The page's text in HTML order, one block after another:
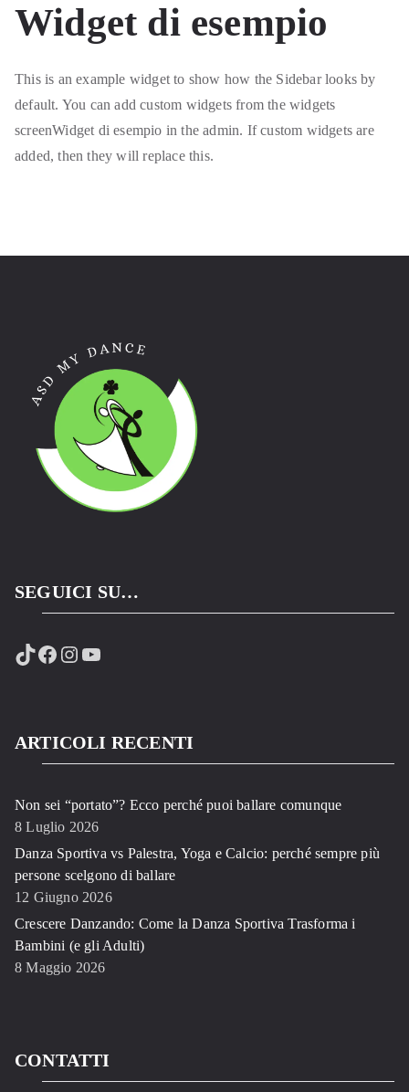
Widget di esempio
This is an example widget to show how the Sidebar looks by
default. You can add custom widgets from the widgets
screenWidget di esempio in the admin. If custom widgets are
added, then they will replace this.
SEGUICI SU…
TikTok
Facebook
Instagram
YouTube
ARTICOLI RECENTI
Non sei “portato”? Ecco perché puoi ballare comunque
8 Luglio 2026
Danza Sportiva vs Palestra, Yoga e Calcio: perché sempre più
persone scelgono di ballare
12 Giugno 2026
Crescere Danzando: Come la Danza Sportiva Trasforma i
Bambini (e gli Adulti)
8 Maggio 2026
CONTATTI